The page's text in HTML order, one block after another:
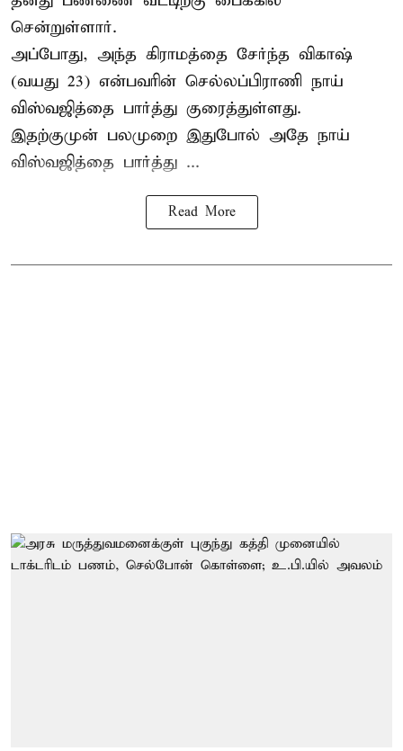
சென்றுள்ளார்.
அப்போது, அந்த கிராமத்தை சேர்ந்த விகாஷ்
(வயது 23) என்பவரின் செல்லப்பிராணி நாய்
விஸ்வஜித்தை பார்த்து குரைத்துள்ளது.
இதற்குமுன் பலமுறை இதுபோல் அதே நாய்
விஸ்வஜித்தை பார்த்து ...
Read More